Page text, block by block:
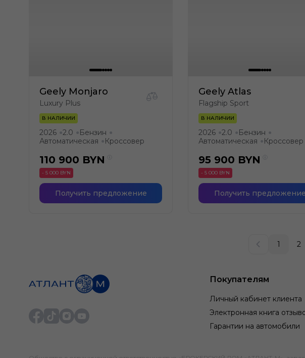
Geely Monjaro
Luxury Plus
В НАЛИЧИИ
2026 ●2.0 ● Бензин ●
Автоматическая ● Кроссовер
110 900 BYN
- 5 000 BYN
Получить предложение
Geely Atlas
Flagship Sport
В НАЛИЧИИ
2026 ●2.0 ● Бензин ●
Автоматическая ● Кроссовер
95 900 BYN
- 5 000 BYN
Получить предложение
1 2
Покупателям
Личный кабинет клиента
Электронная книга
Гарантии на автомобили